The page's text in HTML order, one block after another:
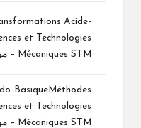
Acide-
et Technologies
Mécaniques STM – موقع التعليم الرائد
BasiqueMéthodes
et Technologies
Mécaniques STM – موقع التعليم الرائد